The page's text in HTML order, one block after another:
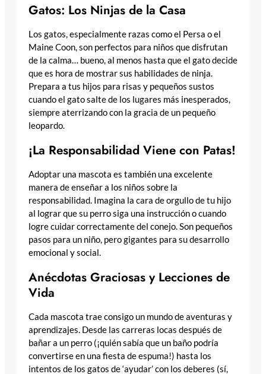
Gatos: Los Ninjas de la Casa
Los gatos, especialmente razas como el Persa o el
Maine Coon, son perfectos para niños que disfrutan
de la calma… bueno, al menos hasta que el gato decide
que es hora de mostrar sus habilidades de ninja.
Prepara a tus hijos para risas y pequeños sustos
cuando el gato salte de los lugares más inesperados,
siempre aterrizando con la gracia de un pequeño
leopardo.
¡La Responsabilidad Viene con Patas!
Adoptar una mascota es también una excelente
manera de enseñar a los niños sobre la
responsabilidad. Imagina la cara de orgullo de tu hijo
al lograr que su perro siga una instrucción o cuando
logre cuidar correctamente del conejo. Son pequeños
pasos para un niño, pero gigantes para su desarrollo
emocional y social.
Anécdotas Graciosas y Lecciones de
Vida
Cada mascota trae consigo un mundo de aventuras y
aprendizajes. Desde las carreras locas después de
bañar a un perro (¡quién sabía que un baño podría
convertirse en una fiesta de espuma!) hasta los
intentos de los gatos de ‘ayudar’ con los deberes (sí,